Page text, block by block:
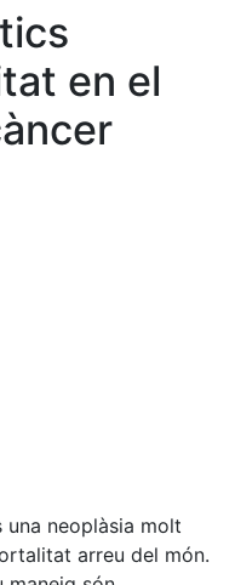
en el
neoplàsia molt
arreu del món.